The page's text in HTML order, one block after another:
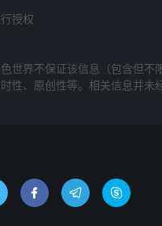
授权
世界不保证该信息（包含但不
性、原创性等。相关信息并未
  